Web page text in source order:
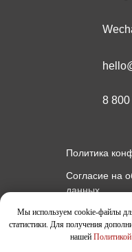
Публичная
Политика
Согласие на
данных
Политика
8 800
Мы используем cookie-файлы
статистики. Для получения
нашей